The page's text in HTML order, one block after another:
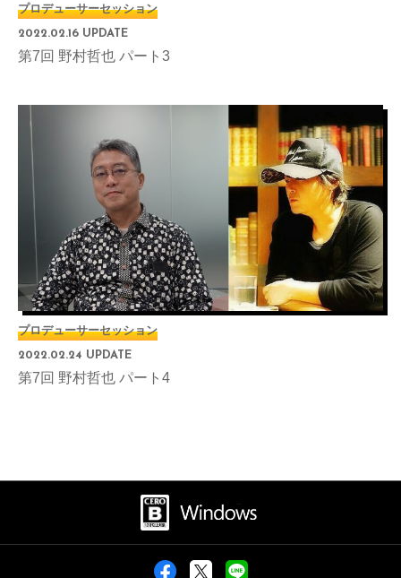
プロデューサーセッション
2022.02.16 UPDATE
第7回 野村哲也 パート3
プロデューサーセッション
2022.02.24 UPDATE
第7回 野村哲也 パート4